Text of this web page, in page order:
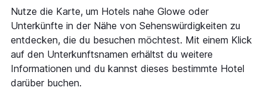
durchschnittlichen
Zimmerpreis
für
heute
Nacht
in
den
letzten
Sternebewertung.
Das
Diagramm
hat
1
X-
Achse,
Nutze die Karte, um Hotels nahe Glowe oder
Unterkünfte in der Nähe von Sehenswürdigkeiten zu
entdecken, die du besuchen möchtest. Mit einem Klick
auf den Unterkunftsnamen erhältst du weitere
Informationen und du kannst dieses bestimmte Hotel
darüber buchen.